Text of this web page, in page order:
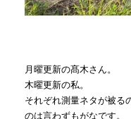
月曜更新の髙木さん。
木曜更新の私。
それぞれ測量ネタが被る
のは言わずもがなです。